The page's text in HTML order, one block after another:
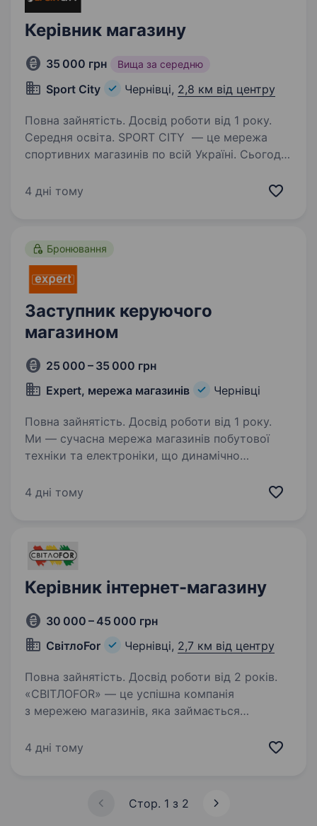
Керівник магазину
35 000 грн Вища за середню
Sport City Чернівці, 2,8 км від центру
Повна зайнятість. Досвід роботи від 1 року.
Середня освіта. SPORT CITY — це мережа
спортивних магазинів по всій Україні. Сьогодні
і продовжуємо розвиватися, відкриваючи нові
4 дні тому
Бронювання
Заступник керуючого
магазином
25 000 – 35 000 грн
Expert, мережа магазинів
Чернівці
Повна зайнятість. Досвід роботи від 1 року.
Ми — сучасна мережа магазинів побутової
техніки та електроніки, що динамічно
магазинів у 8 областях України, і
4 дні тому
Керівник інтернет-магазину
30 000 – 45 000 грн
СвітлоFor
Чернівці, 2,7 км від центру
Повна зайнятість. Досвід роботи від 2 років.
«СВІТЛОFOR» — це успішна компанія
з мережею магазинів, яка займається
матеріалів та супутніх товарів для ремонту
4 дні тому
Стор. 1 з 2